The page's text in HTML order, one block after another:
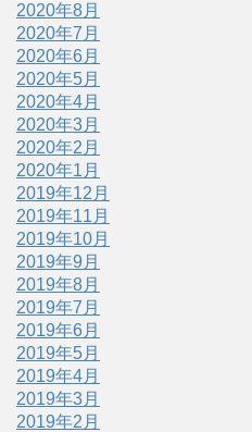
2020年8月
2020年7月
2020年6月
2020年5月
2020年4月
2020年3月
2020年2月
2020年1月
2019年12月
2019年11月
2019年10月
2019年9月
2019年8月
2019年7月
2019年6月
2019年5月
2019年4月
2019年3月
2019年2月